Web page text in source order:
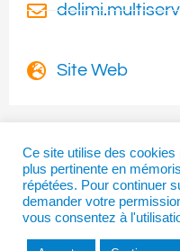
Site Web
I
n
s
t
Ce site utilise des
plus pertinente en
répétées. Pour continuer
demander votre
vous consentez à